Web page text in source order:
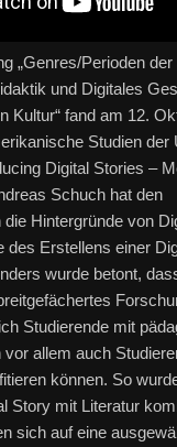
„Genres/Perioden
und Digitales
Kultur“ fand am 12.
Studien der
Digital Stories –
Schuch hat den
Hintergründe von
des Erstellens einer
wurde betont,
Studierende mit
allem auch
können. So
Story mit Literatur
sich auf eine